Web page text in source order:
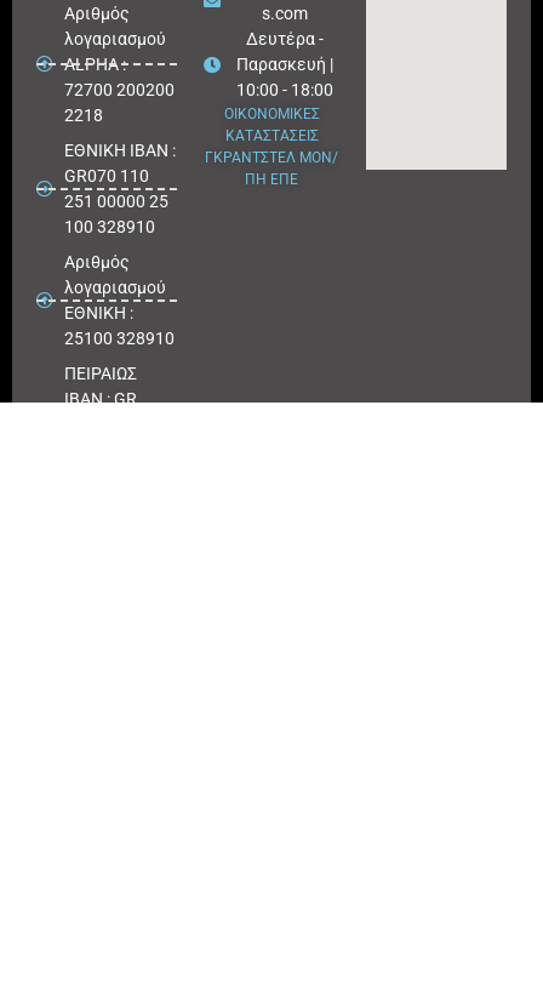
Aριθμός
λογαριασμού
ALPHA :
72700 200200
2218
ΕΘΝΙΚΗ ΙΒΑΝ :
GR070 110
251 00000 25
100 328910
Αριθμός
λογαριασμού
ΕΘΝΙΚΗ :
25100 328910
ΠΕΙΡΑΙΩΣ
IBAN : GR
s.com
Δευτέρα -
Παρασκευή |
10:00 - 18:00
ΟΙΚΟΝΟΜΙΚΕΣ
ΚΑΤΑΣΤΑΣΕΙΣ
ΓΚΡΑΝΤΣΤΕΛ ΜΟΝ/
ΠΗ ΕΠΕ